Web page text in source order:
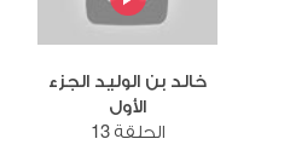
خالد بن الوليد الجزء
الأول
الحلقة 13